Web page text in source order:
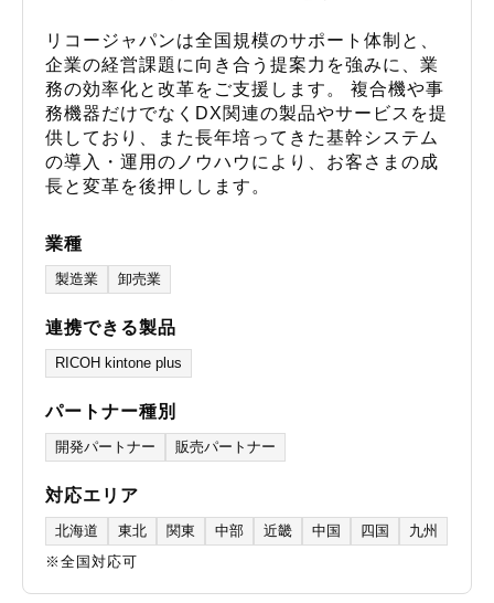
リコージャパンは全国規模のサポート体制と、
企業の経営課題に向き合う提案力を強みに、業
務の効率化と改革をご支援します。 複合機や事
務機器だけでなくDX関連の製品やサービスを提
供しており、また長年培ってきた基幹システム
の導入・運用のノウハウにより、お客さまの成
長と変革を後押しします。
業種
製造業 卸売業
連携できる製品
RICOH kintone plus
パートナー種別
開発パートナー 販売パートナー
対応エリア
北海道 東北 関東 中部 近畿 中国 四国
九州
※全国対応可